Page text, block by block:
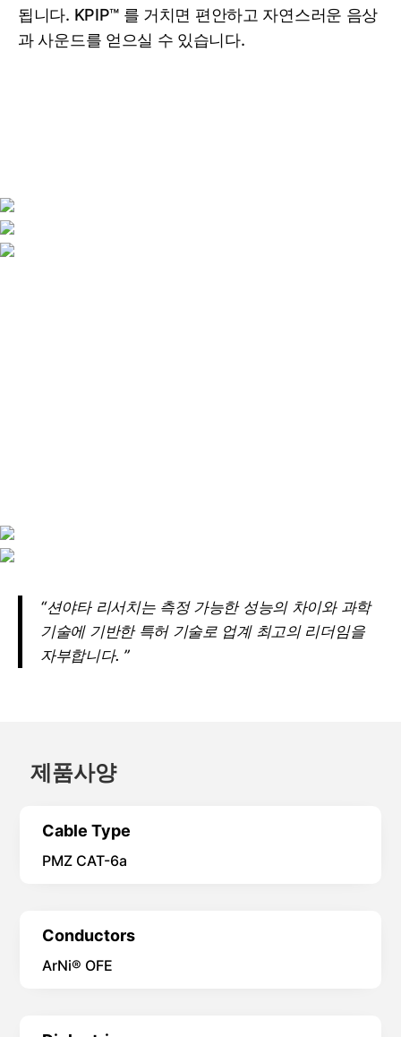
됩니다. KPIP™ 를 거치면 편안하고 자연스러운 음상
과 사운드를 얻으실 수 있습니다.
자부합니다. ”
Cable Type
PMZ CAT-6a